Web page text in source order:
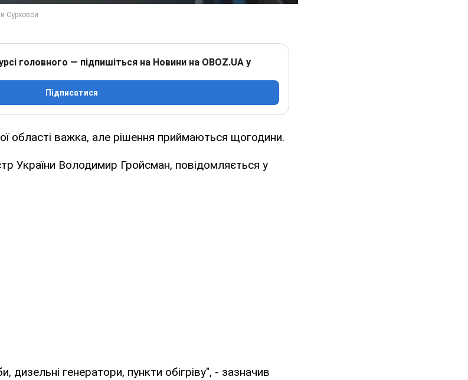
головного — підпишіться на Новини на OBOZ.UA у
Підписатися
області важка, але рішення приймаються щогодини.
України Володимир Гройсман, повідомляється у
генератори, пункти обігріву", - зазначив